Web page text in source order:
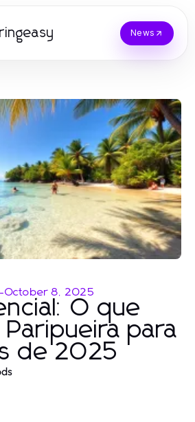
News
-October 8, 2025
O que
para
de 2025